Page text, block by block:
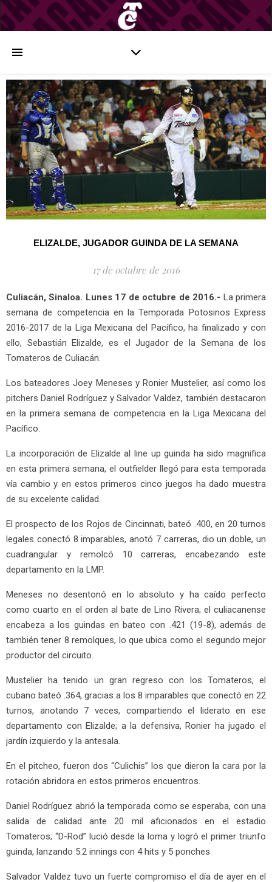
ELIZALDE, JUGADOR GUINDA DE LA SEMANA
17 de octubre de 2016
Culiacán, Sinaloa. Lunes 17 de octubre de 2016.- La primera
semana de competencia en la Temporada Potosinos Express
2016-2017 de la Liga Mexicana del Pacífico, ha finalizado y con
ello, Sebastián Elizalde, es el Jugador de la Semana de los
Tomateros de Culiacán.
Los bateadores Joey Meneses y Ronier Mustelier, así como los
pitchers Daniel Rodríguez y Salvador Valdez, también destacaron
en la primera semana de competencia en la Liga Mexicana del
Pacífico.
La incorporación de Elizalde al line up guinda ha sido magnifica
en esta primera semana, el outfielder llegó para esta temporada
vía cambio y en estos primeros cinco juegos ha dado muestra
de su excelente calidad.
El prospecto de los Rojos de Cincinnati, bateó .400, en 20 turnos
legales conectó 8 imparables, anotó 7 carreras, dio un doble, un
cuadrangular y remolcó 10 carreras, encabezando este
departamento en la LMP.
Meneses no desentonó en lo absoluto y ha caído perfecto
como cuarto en el orden al bate de Lino Rivera; el culiacanense
encabeza a los guindas en bateo con .421 (19-8), además de
también tener 8 remolques, lo que ubica como el segundo mejor
productor del circuito.
Mustelier ha tenido un gran regreso con los Tomateros, el
cubano bateó .364, gracias a los 8 imparables que conectó en 22
turnos, anotando 7 veces, compartiendo el liderato en ese
departamento con Elizalde; a la defensiva, Ronier ha jugado el
jardín izquierdo y la antesala.
En el pitcheo, fueron dos “Culichis” los que dieron la cara por la
rotación abridora en estos primeros encuentros.
Daniel Rodríguez abrió la temporada como se esperaba, con una
salida de calidad ante 20 mil aficionados en el estadio
Tomateros; “D-Rod” lució desde la loma y logró el primer triunfo
guinda, lanzando 5.2 innings con 4 hits y 5 ponches.
Salvador Valdez tuvo un fuerte compromiso el día de ayer en el